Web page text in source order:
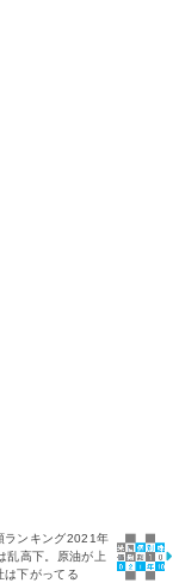
ランキング2021年
高下。原油が上
は下がってる